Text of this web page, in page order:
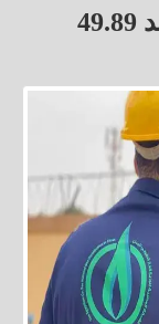
أعلى سعر للدولار في البنوك عند 49.89